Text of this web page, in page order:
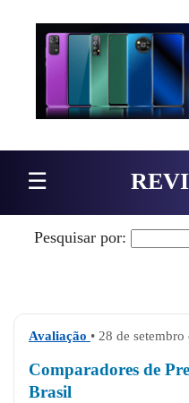
Pular para o conteúdo
☰
Pesquisar por:
Avaliação • 28 de setembro
Comparadores de
Brasil